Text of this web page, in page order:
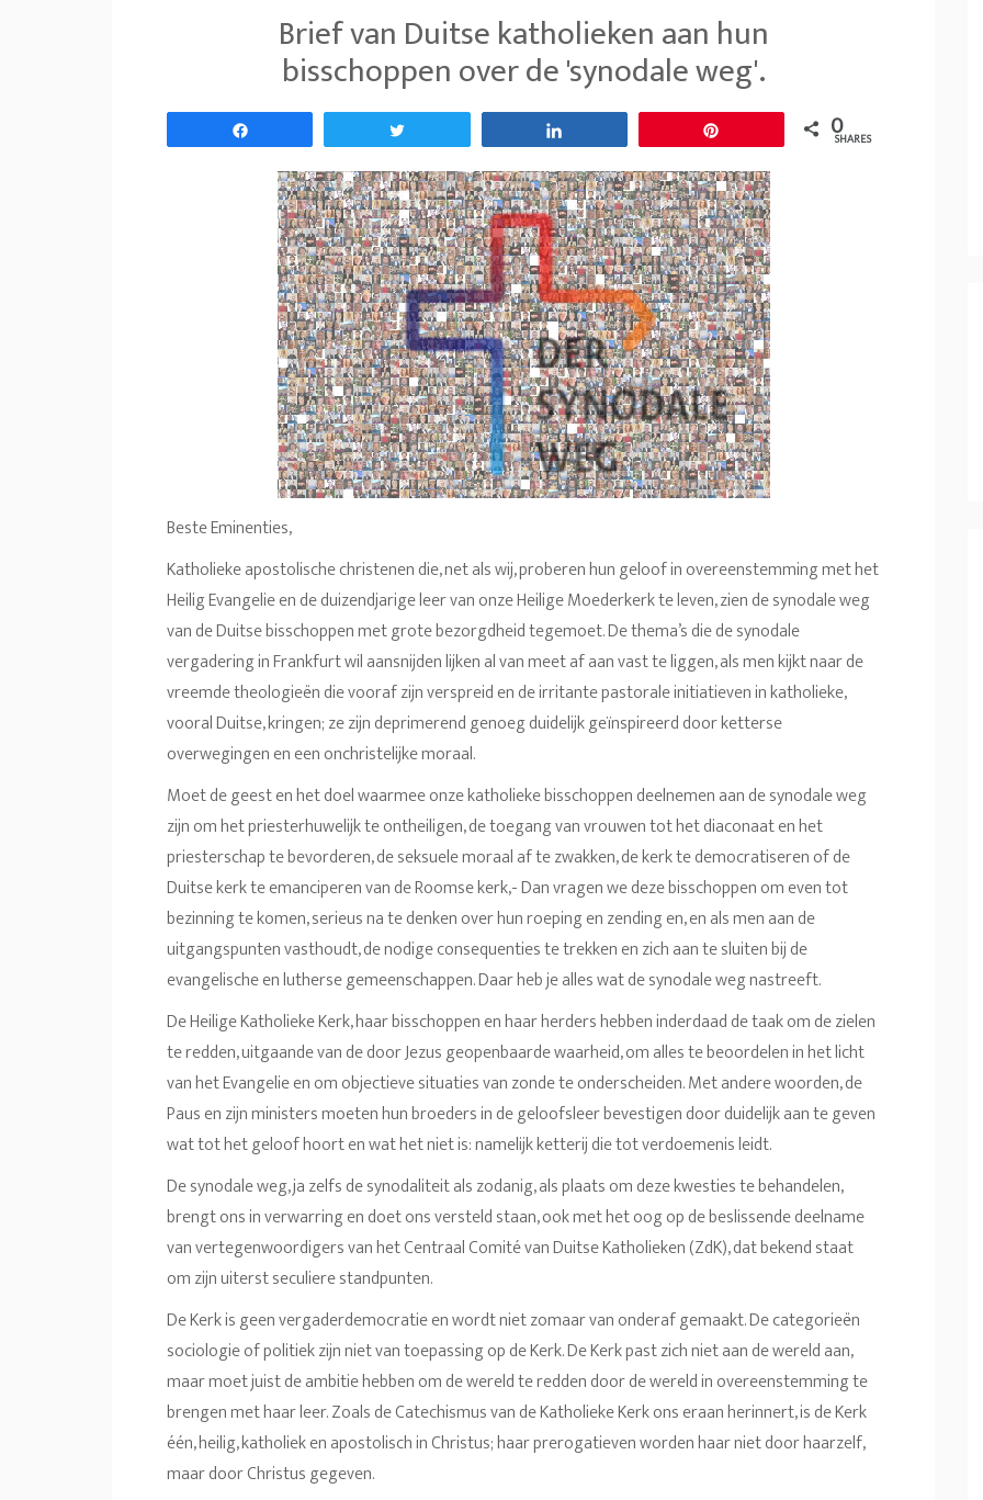
Brief van Duitse katholieken aan hun
bisschoppen over de 'synodale weg'.
0
SHARES
Beste Eminenties,
Katholieke apostolische christenen die, net als wij, proberen hun geloof in overeenstemming met het
Heilig Evangelie en de duizendjarige leer van onze Heilige Moederkerk te leven, zien de synodale weg
van de Duitse bisschoppen met grote bezorgdheid tegemoet. De thema’s die de synodale
vergadering in Frankfurt wil aansnijden lijken al van meet af aan vast te liggen, als men kijkt naar de
vreemde theologieën die vooraf zijn verspreid en de irritante pastorale initiatieven in katholieke,
vooral Duitse, kringen; ze zijn deprimerend genoeg duidelijk geïnspireerd door ketterse
overwegingen en een onchristelijke moraal.
Moet de geest en het doel waarmee onze katholieke bisschoppen deelnemen aan de synodale weg
zijn om het priesterhuwelijk te ontheiligen, de toegang van vrouwen tot het diaconaat en het
priesterschap te bevorderen, de seksuele moraal af te zwakken, de kerk te democratiseren of de
Duitse kerk te emanciperen van de Roomse kerk,- Dan vragen we deze bisschoppen om even tot
bezinning te komen, serieus na te denken over hun roeping en zending en, en als men aan de
uitgangspunten vasthoudt, de nodige consequenties te trekken en zich aan te sluiten bij de
evangelische en lutherse gemeenschappen. Daar heb je alles wat de synodale weg nastreeft.
De Heilige Katholieke Kerk, haar bisschoppen en haar herders hebben inderdaad de taak om de zielen
te redden, uitgaande van de door Jezus geopenbaarde waarheid, om alles te beoordelen in het licht
van het Evangelie en om objectieve situaties van zonde te onderscheiden. Met andere woorden, de
Paus en zijn ministers moeten hun broeders in de geloofsleer bevestigen door duidelijk aan te geven
wat tot het geloof hoort en wat het niet is: namelijk ketterij die tot verdoemenis leidt.
De synodale weg, ja zelfs de synodaliteit als zodanig, als plaats om deze kwesties te behandelen,
brengt ons in verwarring en doet ons versteld staan, ook met het oog op de beslissende deelname
van vertegenwoordigers van het Centraal Comité van Duitse Katholieken (ZdK), dat bekend staat
om zijn uiterst seculiere standpunten.
De Kerk is geen vergaderdemocratie en wordt niet zomaar van onderaf gemaakt. De categorieën
sociologie of politiek zijn niet van toepassing op de Kerk. De Kerk past zich niet aan de wereld aan,
maar moet juist de ambitie hebben om de wereld te redden door de wereld in overeenstemming te
brengen met haar leer. Zoals de Catechismus van de Katholieke Kerk ons eraan herinnert, is de Kerk
één, heilig, katholiek en apostolisch in Christus; haar prerogatieven worden haar niet door haarzelf,
maar door Christus gegeven.